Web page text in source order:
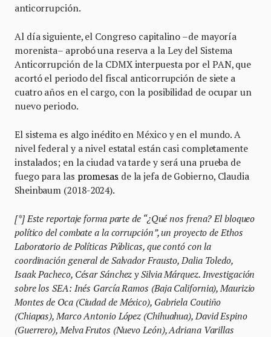
anticorrupción.
Al día siguiente, el Congreso capitalino –de mayoría
morenista– aprobó una reserva a la Ley del Sistema
Anticorrupción de la CDMX interpuesta por el PAN, que
acortó el periodo del fiscal anticorrupción de siete a
cuatro años en el cargo, con la posibilidad de ocupar un
nuevo periodo.
El sistema es algo inédito en México y en el mundo. A
nivel federal y a nivel estatal están casi completamente
instalados; en la ciudad va tarde y será una prueba de
fuego para las promesasde la jefa de Gobierno, Claudia
Sheinbaum (2018-2024).
[*] Este reportaje forma parte de “¿Qué nos frena? El bloqueo
político del combate a la corrupción”, un proyecto de Ethos
Laboratorio de Políticas Públicas, que contó con la
coordinación general de Salvador Frausto, Dalia Toledo,
Isaak Pacheco, César Sánchez y Silvia Márquez. Investigación
sobre los SEA: Inés García Ramos (Baja California), Maurizio
Montes de Oca (Ciudad de México), Gabriela Coutiño
(Chiapas), Marco Antonio López (Chihuahua), David Espino
(Guerrero), Melva Frutos (Nuevo León), Adriana Varillas